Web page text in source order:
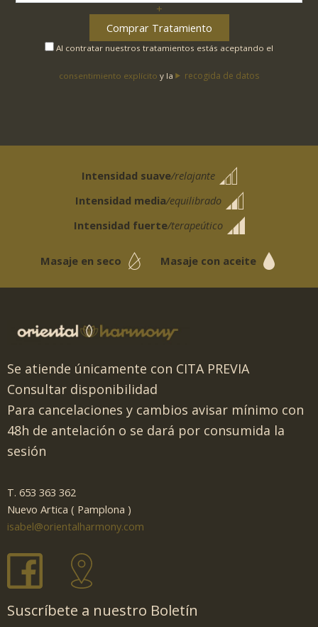
Y
BRAZOS
cantidad
+
Comprar Tratamiento
Al contratar nuestros tratamientos estás aceptando el
consentimiento explícito y la recogida de datos
Intensidad suave/relajante
Intensidad media/equilibrado
Intensidad fuerte/terapeútico
Masaje en seco Masaje con aceite
Se atiende únicamente con CITA PREVIA
Consultar disponibilidad
Para cancelaciones y cambios avisar mínimo con
48h de antelación o se dará por consumida la
sesión
T. 653 363 362
Nuevo Artica ( Pamplona )
isabel@orientalharmony.com
Suscríbete a nuestro Boletín